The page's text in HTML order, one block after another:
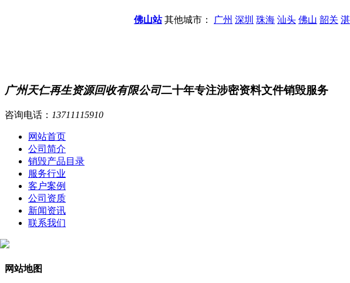
佛山站其他城市： 广州 深圳 珠海 汕头 佛山 韶关
广州天仁再生资源回收有限公司二十年专注涉密资料文件销毁服务
咨询电话： 13711115910
网站首页
公司简介
销毁产品目录
服务行业
客户案例
公司资质
新闻资讯
联系我们
网站地图